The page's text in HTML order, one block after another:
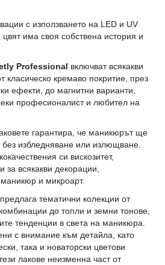
с използването на LED и UV
цвят има своя собствена история и
Professional включват всякакви
класическо кремаво покритие, през
ефекти, до магнитни варианти,
професионалист и любител на
гарантира, че маникюрът ще
избледняване или излющване.
си вискозитет,
всякакви декорации,
и микроарт.
предлага тематични колекции от
до топли и земни тонове,
тенденции в света на маникюра.
с внимание към детайла, като
така и новаторски цветови
лакове неизменна част от